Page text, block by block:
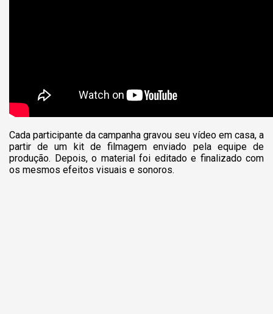
Cada participante da campanha gravou seu vídeo em casa, a
partir de um kit de filmagem enviado pela equipe de
produção. Depois, o material foi editado e finalizado com
os mesmos efeitos visuais e sonoros.